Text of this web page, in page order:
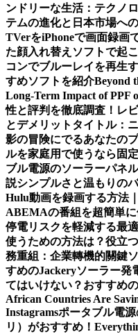
ンドリーな生活：テクノ
テムの進化と日本市場へ
TVerをiPhoneで画面録画
た顔入れ替えソフトで起
コンでブルーレイを再生
すめソフトを紹介Beyond
Long-Term Impact of PPF
性と評判を徹底調査！レ
とデメリット タイトル：
影の冒険にでるあなたの
ルを家庭用で使うなら固
ブル電源のソーラーパネ
説シンプルさと温もりの
Hulu動画を録画する方法
ABEMAの番組を超簡単に
停電リスクを軽減する最
使うための方法は？役立
務重組：企業轉機的關鍵
すめのJackeryソーラー発
てはいけない？おすすめ
African Countries Are
Instagramsポータブル電
リ）がおすすめ！